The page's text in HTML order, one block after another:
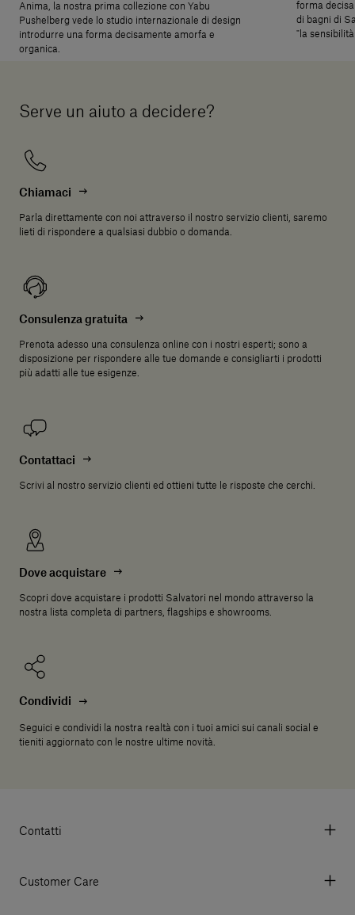
Anima, la nostra prima collezione con Yabu
Pushelberg vede lo studio internazionale di design
introdurre una forma decisamente amorfa e
organica.
forma
di bagni di
"la
Serve un aiuto a decidere?
Chiamaci
Parla direttamente con noi attraverso il nostro servizio clienti, saremo
lieti di rispondere a qualsiasi dubbio o domanda.
Consulenza gratuita
Prenota adesso una consulenza online con i nostri esperti; sono a
disposizione per rispondere alle tue domande e consigliarti i prodotti
più adatti alle tue esigenze.
Contattaci
Scrivi al nostro servizio clienti ed ottieni tutte le risposte che cerchi.
Dove acquistare
Scopri dove acquistare i prodotti Salvatori nel mondo attraverso la
nostra lista completa di partners, flagships e showrooms.
Condividi
Seguici e condividi la nostra realtà con i tuoi amici sui canali social e
tieniti aggiornato con le nostre ultime novità.
Contatti
© 2026 Salvatori
Customer Care